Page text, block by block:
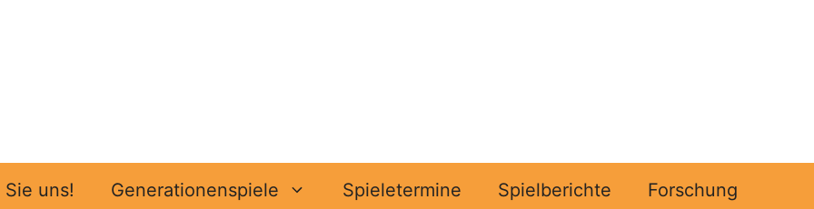
uns! Generationenspiele Spieletermine Spielberichte Forschung